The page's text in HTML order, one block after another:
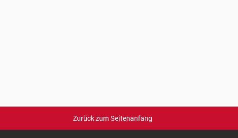
Zurück zum Seitenanfang